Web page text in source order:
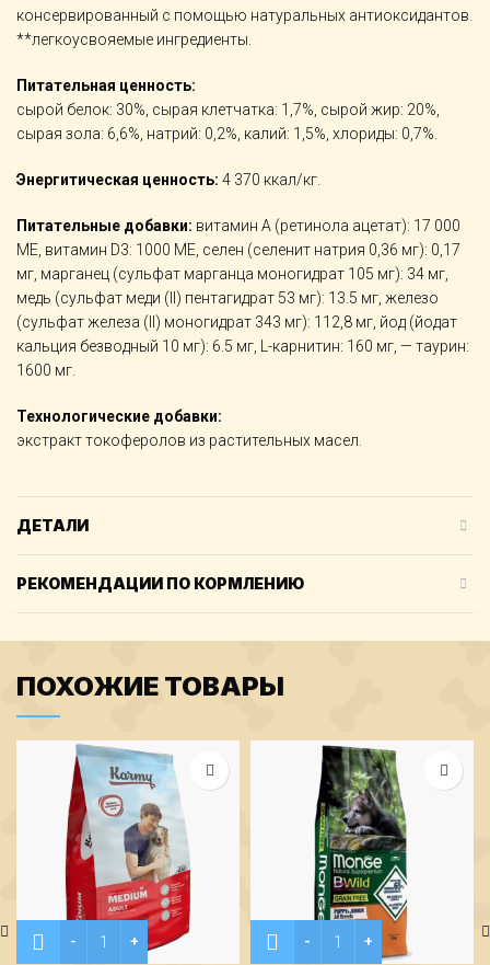
консервированный с помощью натуральных антиоксидантов.
**легкоусвояемые ингредиенты.
Питательная ценность:
сырой белок: 30%, сырая клетчатка: 1,7%, сырой жир: 20%,
сырая зола: 6,6%, натрий: 0,2%, калий: 1,5%, хлориды: 0,7%.
Энергитическая ценность: 4 370 ккал/кг.
Питательные добавки: витамин А (ретинола ацетат): 17 000
МЕ, витамин D3: 1000 МЕ, селен (селенит натрия 0,36 мг): 0,17
мг, марганец (сульфат марганца моногидрат 105 мг): 34 мг,
медь (сульфат меди (II) пентагидрат 53 мг): 13.5 мг, железо
(сульфат железа (II) моногидрат 343 мг): 112,8 мг, йод (йодат
кальция безводный 10 мг): 6.5 мг, L-карнитин: 160 мг, — таурин:
1600 мг.
Технологические добавки:
экстракт токоферолов из растительных масел.
ДЕТАЛИ
РЕКОМЕНДАЦИИ ПО КОРМЛЕНИЮ
ПОХОЖИЕ ТОВАРЫ
Количество Karmy Медиум Эдалт Индейка 2 кг.
Количество Monge Dog